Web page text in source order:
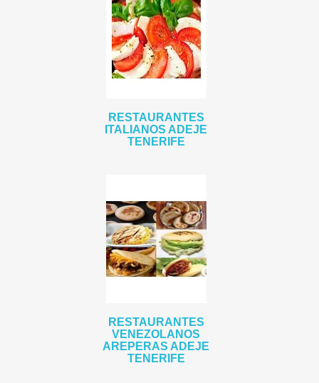
RESTAURANTES
ITALIANOS ADEJE
TENERIFE
RESTAURANTES
VENEZOLANOS
AREPERAS ADEJE
TENERIFE